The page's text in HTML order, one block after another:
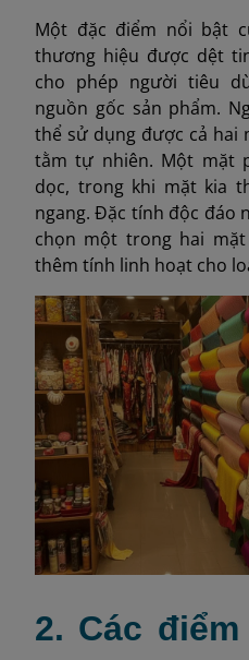
Một đặc điểm nổi bật
thương hiệu được dệt
cho phép người tiêu
nguồn gốc sản phẩm.
thể sử dụng được cả
tằm tự nhiên. Một mặt
dọc, trong khi mặt kia
ngang. Đặc tính độc đáo
chọn một trong hai
thêm tính linh hoạt cho
2. Các